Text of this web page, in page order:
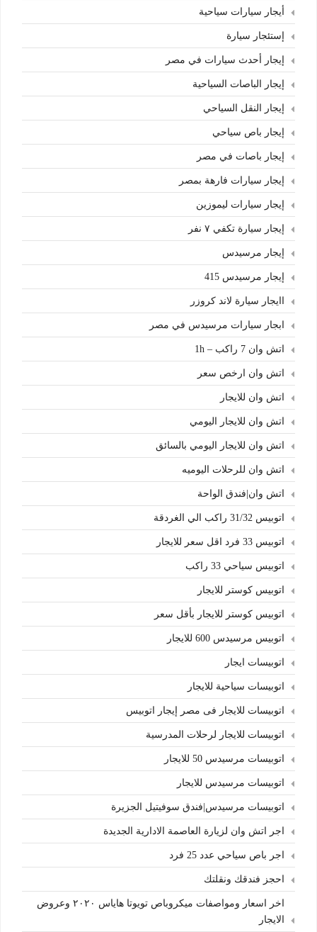
أيجار سيارات سياحية
إستئجار سيارة
إيجار أحدث سيارات في مصر
إيجار الباصات السياحية
إيجار النقل السياحي
إيجار باص سياحي
إيجار باصات في مصر
إيجار سيارات فارهة بمصر
إيجار سيارات ليموزين
إيجار سيارة تكفي ٧ نفر
إيجار مرسيدس
إيجار مرسيدس 415
اايجار سيارة لاند كروزر
ابجار سيارات مرسيدس في مصر
اتش وان 7 راكب – 1h
اتش وان ارخص سعر
اتش وان للايجار
اتش وان للايجار اليومي
اتش وان للايجار اليومي بالسائق
اتش وان للرحلات اليوميه
اتش وان|فندق الواحة
اتوبيس 31/32 راكب الي الغردقة
اتوبيس 33 فرد اقل سعر للايجار
اتوبيس سياحي 33 راكب
اتوبيس كوستر للايجار
اتوبيس كوستر للايجار بأقل سعر
اتوبيس مرسيدس 600 للايجار
اتوبيسات ايجار
اتوبيسات سياحية للايجار
اتوبيسات للايجار فى مصر إيجار اتوبيس
اتوبيسات للايجار لرحلات المدرسية
اتوبيسات مرسيدس 50 للايجار
اتوبيسات مرسيدس للايجار
اتوبيسات مرسيدس|فندق سوفيتيل الجزيرة
اجر اتش وان لزيارة العاصمة الادارية الجديدة
اجر باص سياحي عدد 25 فرد
احجز فندقك ونقلتك
اخر اسعار ومواصفات ميكروباص تويوتا هاياس ٢٠٢٠ وعروض
الايجار